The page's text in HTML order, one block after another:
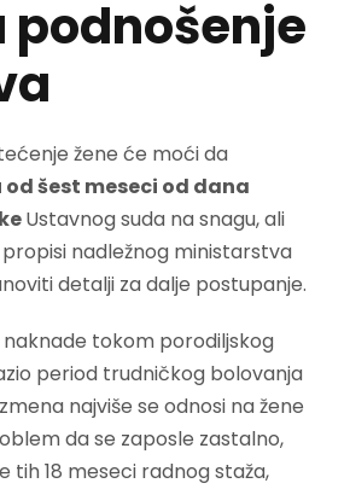
podnošenje
žene će moći da
od šest meseci od dana
Ustavnog suda na snagu, ali
nadležnog ministarstva
detalji za dalje postupanje.
tokom porodiljskog
period trudničkog bolovanja
najviše se odnosi na žene
da se zaposle zastalno,
tih 18 meseci radnog staža,